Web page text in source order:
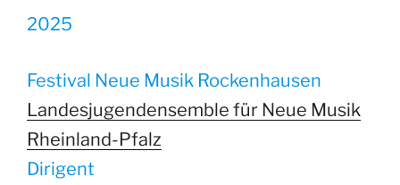
2025
Festival Neue Musik Rockenhausen
Landesjugendensemble für Neue Musik
Rheinland-Pfalz
Dirigent